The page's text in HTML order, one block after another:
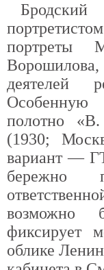
деятелей
Особенную
полотно
(1930;
вариант —
бережно
возможно
фиксирует
облике